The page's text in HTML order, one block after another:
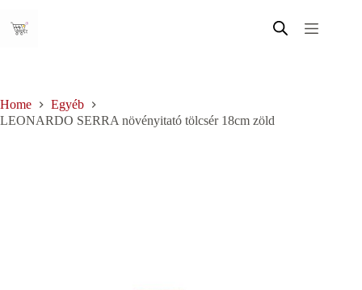
content
Home
Egyéb
LEONARDO SERRA növényitató tölcsér 18cm zöld